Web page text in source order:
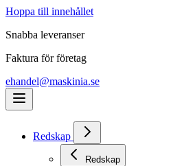
Hoppa till innehållet
Snabba leveranser
Faktura för företag
ehandel@maskinia.se
Redskap
Redskap